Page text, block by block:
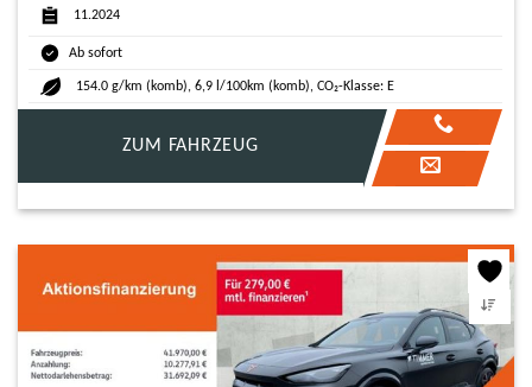
11.2024
Ab sofort
154.0 g/km (komb), 6,9 l/100km (komb), CO₂-Klasse: E
ZUM FAHRZEUG